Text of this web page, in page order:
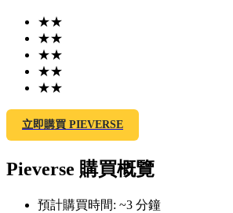
多種以USDT結算的永續合約
幣本位永續
以數字貨幣為保證金的永續合約
★★
★★
★★
★★
★★
立即購買 PIEVERSE
Pieverse 購買概覽
預計購買時間: ~3 分鐘